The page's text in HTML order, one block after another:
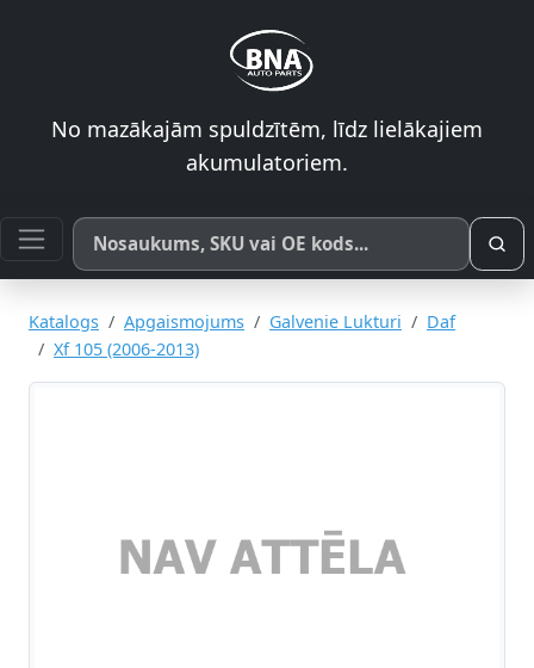
No mazākajām spuldzītēm, līdz lielākajiem
akumulatoriem.
Meklēt pēc produkta nosaukuma, SKU vai OE koda
Katalogs Apgaismojums Galvenie Lukturi
Daf
Xf 105 (2006-2013)